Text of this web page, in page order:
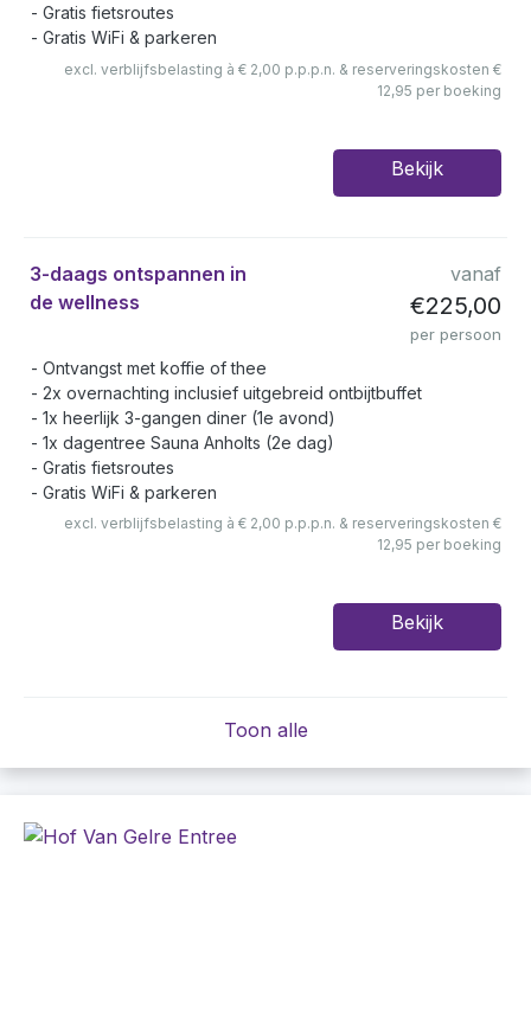
Gratis fietsroutes
Gratis WiFi & parkeren
excl. verblijfsbelasting à € 2,00 p.p.p.n. & reserveringskosten €
12,95 per boeking
Bekijk
3-daags ontspannen in
de wellness
vanaf
€225,00
per persoon
Ontvangst met koffie of thee
2x overnachting inclusief uitgebreid ontbijtbuffet
1x heerlijk 3-gangen diner (1e avond)
1x dagentree Sauna Anholts (2e dag)
Gratis fietsroutes
Gratis WiFi & parkeren
excl. verblijfsbelasting à € 2,00 p.p.p.n. & reserveringskosten €
12,95 per boeking
Bekijk
Toon alle